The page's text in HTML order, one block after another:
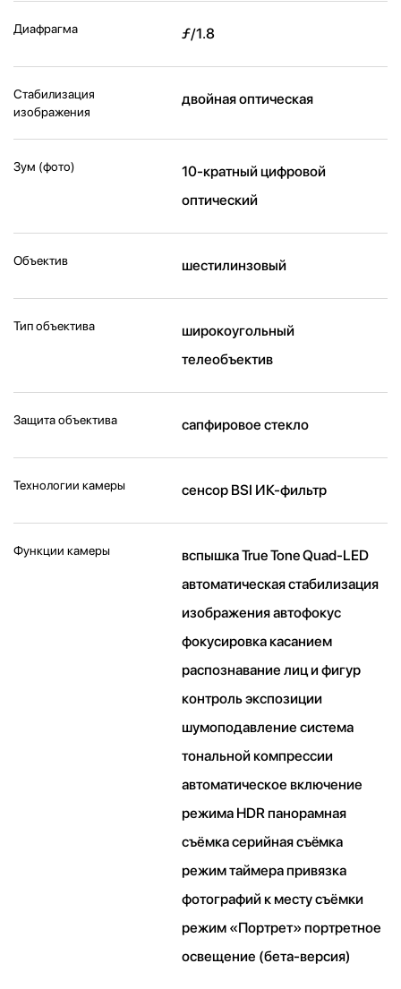
Диафрагма ƒ/1.8
Стабилизация
изображения
двойная оптическая
Зум (фото)
10-кратный цифровой
оптический
Объектив шестилинзовый
Тип объектива
широкоугольный
телеобъектив
Защита объектива сапфировое стекло
Технологии камеры cенсор BSI ИК-фильтр
Функции камеры
вспышка True Tone Quad-LED
автоматическая стабилизация
изображения автофокус
фокусировка касанием
распознавание лиц и фигур
контроль экспозиции
шумоподавление система
тональной компрессии
автоматическое включение
режима HDR панорамная
съёмка серийная съëмка
режим таймера привязка
фотографий к месту съёмки
режим «Портрет» портретное
освещение (бета‑версия)